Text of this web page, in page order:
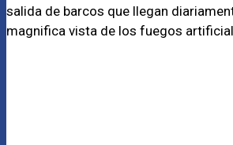
salida de barcos que llegan
magnifica vista de los fuegos